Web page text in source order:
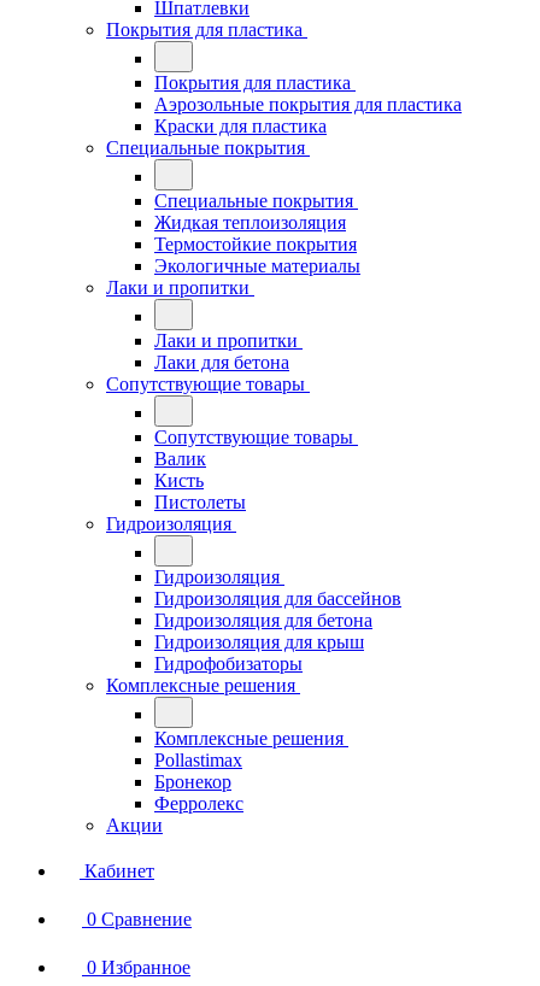
Шпатлевки
Покрытия для пластика
Покрытия для пластика
Аэрозольные покрытия для пластика
Краски для пластика
Специальные покрытия
Специальные покрытия
Жидкая теплоизоляция
Термостойкие покрытия
Экологичные материалы
Лаки и пропитки
Лаки и пропитки
Лаки для бетона
Сопутствующие товары
Сопутствующие товары
Валик
Кисть
Пистолеты
Гидроизоляция
Гидроизоляция
Гидроизоляция для бассейнов
Гидроизоляция для бетона
Гидроизоляция для крыш
Гидрофобизаторы
Комплексные решения
Комплексные решения
Pollastimax
Бронекор
Ферролекс
Акции
Кабинет
0 Сравнение
0 Избранное